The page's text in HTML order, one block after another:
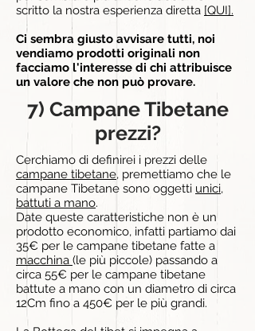
scritto la nostra esperienza diretta [QUI].
Ci sembra giusto avvisare tutti, noi
vendiamo prodotti originali non
facciamo l'interesse di chi attribuisce
un valore che non può provare.
7) Campane Tibetane
prezzi?
Cerchiamo di definirei i prezzi delle
campane tibetane, premettiamo che ​le
campane Tibetane sono oggetti unici,
battuti a mano.
Date queste caratteristiche non è un
prodotto economico, infatti partiamo dai
35€ per le campane tibetane fatte a
macchina (le più piccole) passando a
circa 55€ per le campane tibetane
battute a mano con un diametro di circa
12Cm fino a 450€ per le più grandi.